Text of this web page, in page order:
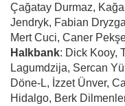
Çağatay Durmaz,
Jendryk, Fabian
Mert Cuci, Caner
Halkbank: Dick Kooy,
Lagumdzija, Sercan
Döne-L, İzzet Ünver,
Hidalgo, Berk